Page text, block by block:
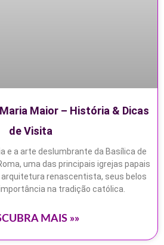
Maior – História & Dicas
de Visita
e a arte deslumbrante da Basílica de
uma das principais igrejas papais
arquitetura renascentista, seus belos
na tradição católica.
MAIS »»